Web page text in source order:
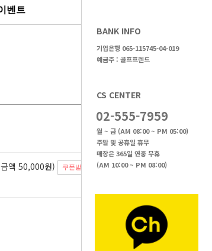
벤트
BANK INFO
기업은행 065-115745-04-019
예금주 : 골프프렌드
CS CENTER
02-555-7959
월 ~ 금 (AM 08:00 ~ PM 05:00)
주말 및 공휴일 휴무
매장은 365일 연중 무휴
(AM 10:00 ~ PM 08:00)
>신품클럽 >퍼터
23%
액 50,000원) 쿠폰받기